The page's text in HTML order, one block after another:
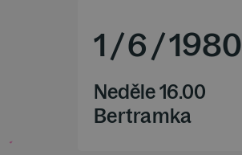
1/6/1980
Neděle 16.00
Bertramka